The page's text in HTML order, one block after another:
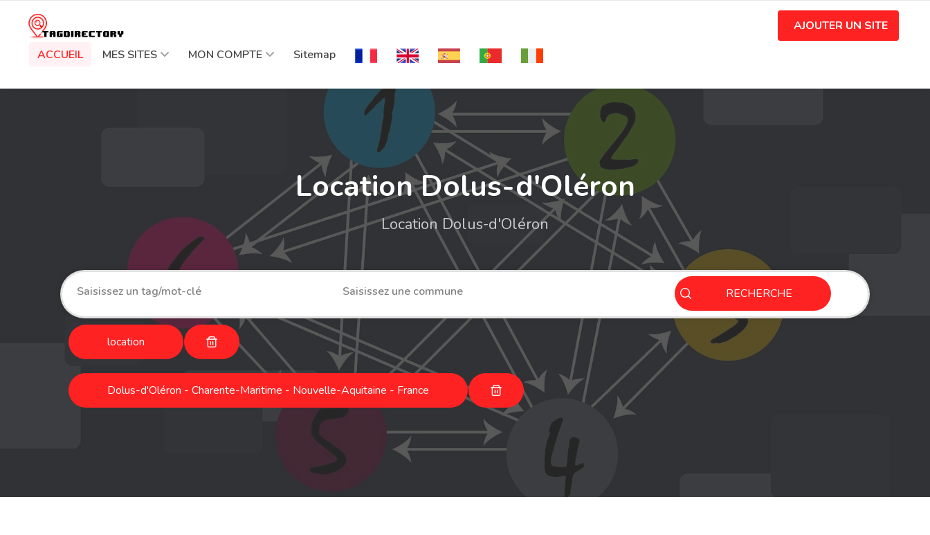
ACCUEIL MES SITES MON COMPTE Sitemap
AJOUTER UN SITE
Location Dolus-d'Oléron
Location Dolus-d'Oléron
RECHERCHE
location
Dolus-d'Oléron - Charente-Maritime - Nouvelle-Aquitaine - France